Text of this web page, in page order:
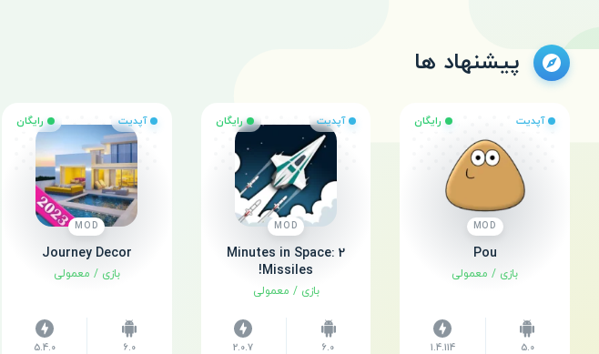
پیشنهاد ها
آپدیت رایگان
MOD
Pou
بازی / معمولی
5.0
1.4.114
آپدیت رایگان
MOD
2 Minutes in Space:
Missiles!
بازی / معمولی
6.0
2.0.7
آپدیت رایگان
MOD
Journey Decor
بازی / معمولی
6.0
5.4.0